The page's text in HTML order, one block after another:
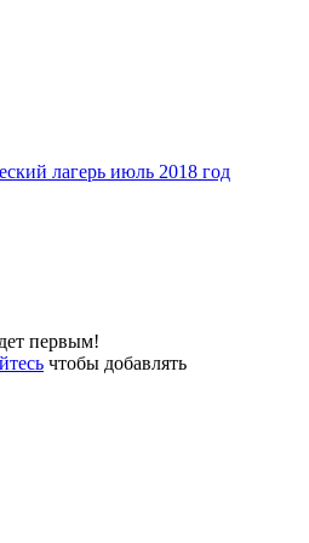
лагерь июль 2018 год
первым!
чтобы добавлять